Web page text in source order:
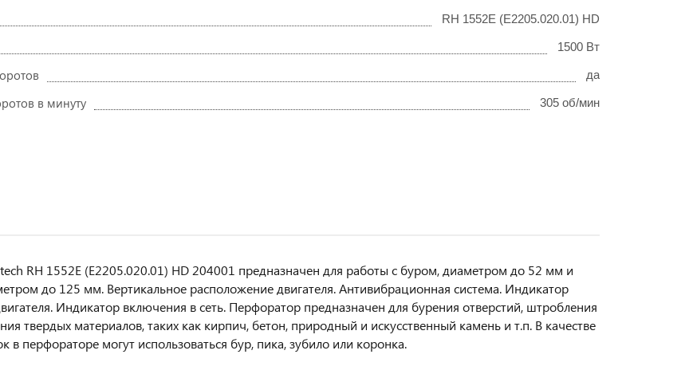
RH 1552E (E2205.020.01) HD
1500 Вт
да
в минуту 305 об/мин
RH 1552E (E2205.020.01) HD 204001 предназначен для работы с буром, диаметром до 52 мм и
до 125 мм. Вертикальное расположение двигателя. Антивибрационная система. Индикатор
Индикатор включения в сеть. Перфоратор предназначен для бурения отверстий, штробления
твердых материалов, таких как кирпич, бетон, природный и искусственный камень и т.п. В качестве
в перфораторе могут использоваться бур, пика, зубило или коронка.